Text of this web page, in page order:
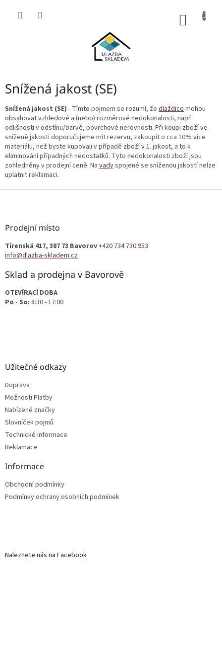
Snížená jakost (SE)
Snížená jakost (SE) - Tímto pojmem se rozumí, že dlaždice mohou
obsahovat vzhledové a (nebo) rozměrové nedokonalosti, např.
odlišnosti v odstínu/barvě, povrchové nerovnosti. Při koupi zboží ve
snížené jakosti doporučujeme mít rezervu, zakoupit o cca 10% více
materiálu, než byste kupovali v případě zboží v 1. jakost, a to k
eliminování případných nedostatků. Tyto nedokonalosti zboží jsou
zohledněny v prodejní ceně. Na vadyspojené se sníženou jakostí nelze
uplatnit reklamaci.
Z
Prodejní místo
Tírenská 417, 387 73 Bavorov+420 734 730 953
info@dlazba-skladem.cz
Sklad a prodejna v Bavorově
OTEVÍRACÍ DOBA
Po - So: 8:30 - 17:00
Užitečné odkazy
Doprava
Možnosti Platby
Nabízené značky
Slovníček pojmů
Technické informace
Reklamace
Informace
Obchodní podmínky
Podmínky ochrany osobních podmínek
Naleznete nás na Facebook